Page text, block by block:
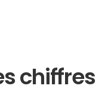
chiffres